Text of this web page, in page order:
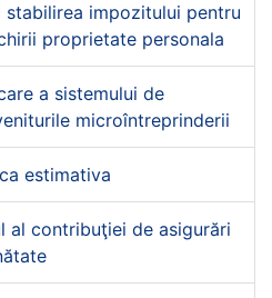
stabilirea impozitului pentru
proprietate personala
a sistemului de
microîntreprinderii
estimativa
al contribuţiei de asigurări